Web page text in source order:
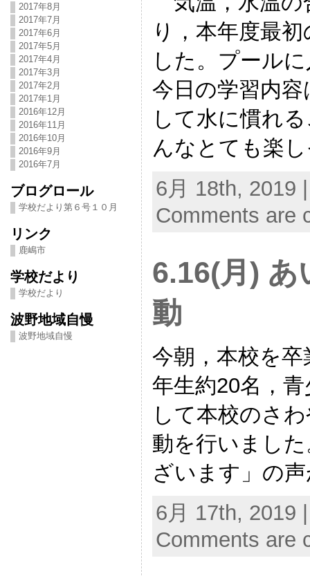
2017年8月
2017年7月
2017年6月
2017年5月
2017年4月
2017年3月
2017年2月
2017年1月
2016年12月
2016年11月
2016年10月
2016年9月
2016年7月
ブログロール
学校だより第６号１０月
リンク
鹿嶋市
学校だより
学校だより
波野地域自慢
波野地域自慢
り，本年度最
した。プール
今日の学習内
して水に慣れ
んなとても楽
6月 18th, 2019
Comments are
6.16(月) あ
動
今朝，本校を
年生約20名，
して本校のさ
動を行いまし
ざいます」の
6月 17th, 2019
Comments are